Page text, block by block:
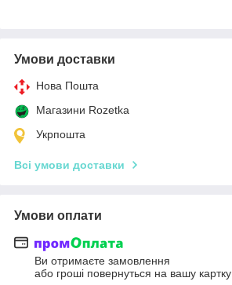
Умови доставки
Нова Пошта
Магазини Rozetka
Укрпошта
Всі умови доставки
Умови оплати
Ви отримаєте замовлення
або гроші повернуться на вашу картку